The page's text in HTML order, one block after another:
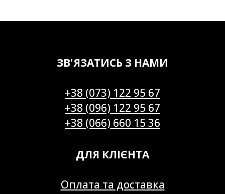
ЗВ'ЯЗАТИСЬ З НАМИ
+38 (073) 122 95 67
+38 (096) 122 95 67
+38 (066) 660 15 36
ДЛЯ КЛІЄНТА
Оплата та доставка